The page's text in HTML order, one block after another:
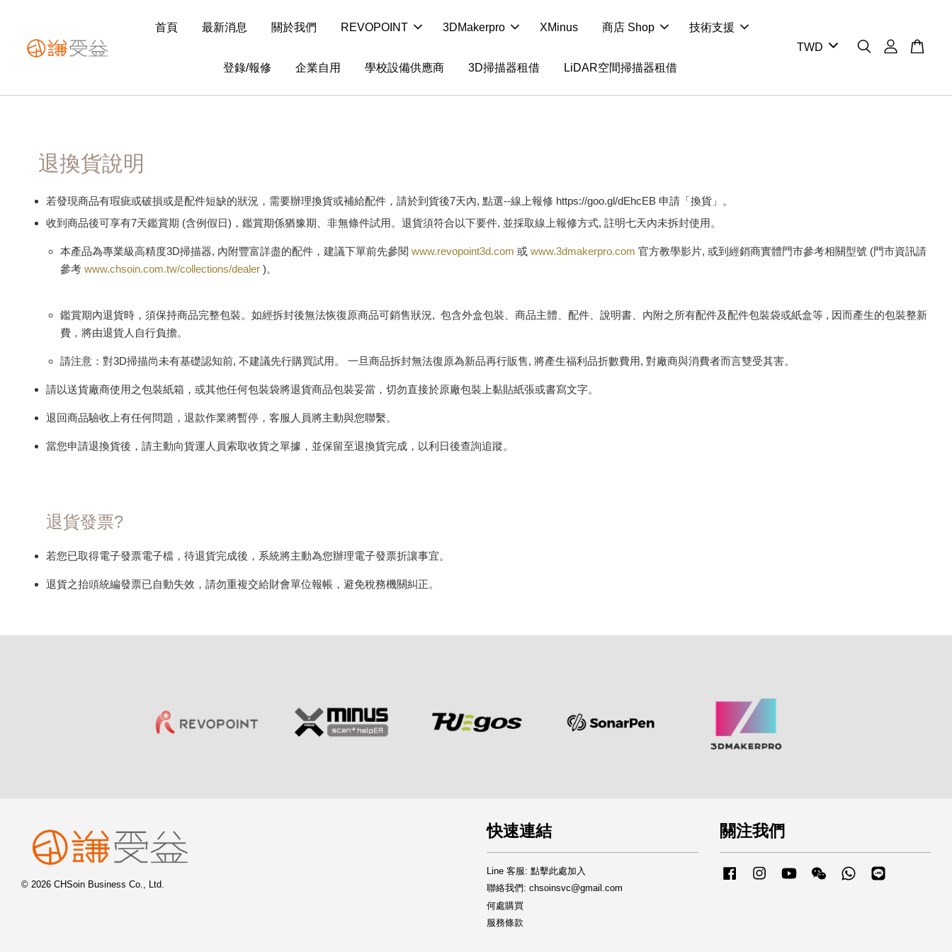
首頁 最新消息 關於我們 REVOPOINT 3DMakerpro XMinus 商店 Shop 技術支援
登錄/報修 企業自用 學校設備供應商 3D掃描器租借 LiDAR空間掃描器租借
退換貨說明
若發現商品有瑕疵或破損或是配件短缺的狀況，需要辦理換貨或補給配件，請於到貨後7天內, 點選--線上報修 https://goo.gl/dEhcEB 申請「換貨」。
收到商品後可享有7天鑑賞期 (含例假日)，鑑賞期係猶豫期、非無條件試用。退貨須符合以下要件, 並採取線上報修方式, 註明七天內未拆封使用。
本產品為專業級高精度3D掃描器, 內附豐富詳盡的配件，建議下單前先參閱 www.revopoint3d.com 或 www.3dmakerpro.com 官方教學影片, 或到經銷商實體門市參考相關型號 (門市資訊請
參考 www.chsoin.com.tw/collections/dealer )。
鑑賞期內退貨時，須保持商品完整包裝。如經拆封後無法恢復原商品可銷售狀況, 包含外盒包裝、商品主體、配件、說明書、內附之所有配件及配件包裝袋或紙盒等 , 因而產生的包裝整新
費，將由退貨人自行負擔。
請注意：對3D掃描尚未有基礎認知前, 不建議先行購買試用。 一旦商品拆封無法復原為新品再行販售, 將產生福利品折數費用, 對廠商與消費者而言雙受其害。
請以送貨廠商使用之包裝紙箱，或其他任何包裝袋將退貨商品包裝妥當，切勿直接於原廠包裝上黏貼紙張或書寫文字。
退回商品驗收上有任何問題，退款作業將暫停，客服人員將主動與您聯繫。
當您申請退換貨後，請主動向貨運人員索取收貨之單據，並保留至退換貨完成，以利日後查詢追蹤。
退貨發票?
若您已取得電子發票電子檔，待退貨完成後，系統將主動為您辦理電子發票折讓事宜。
退貨之抬頭統編發票已自動失效，請勿重複交給財會單位報帳，避免稅務機關糾正。
© 2026 CHSoin Business Co., Ltd.
快速連結
Line 客服: 點擊此處加入
聯絡我們: chsoinsvc@gmail.com
何處購買
服務條款
關注我們
FacebookInstagramYouTube Wechat Whatsapp